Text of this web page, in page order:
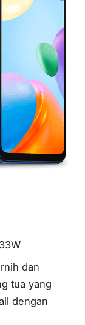
dan
tua yang
dengan